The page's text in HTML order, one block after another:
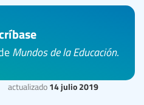
actualizado 14 julio 2019
Mundos de la Educación.